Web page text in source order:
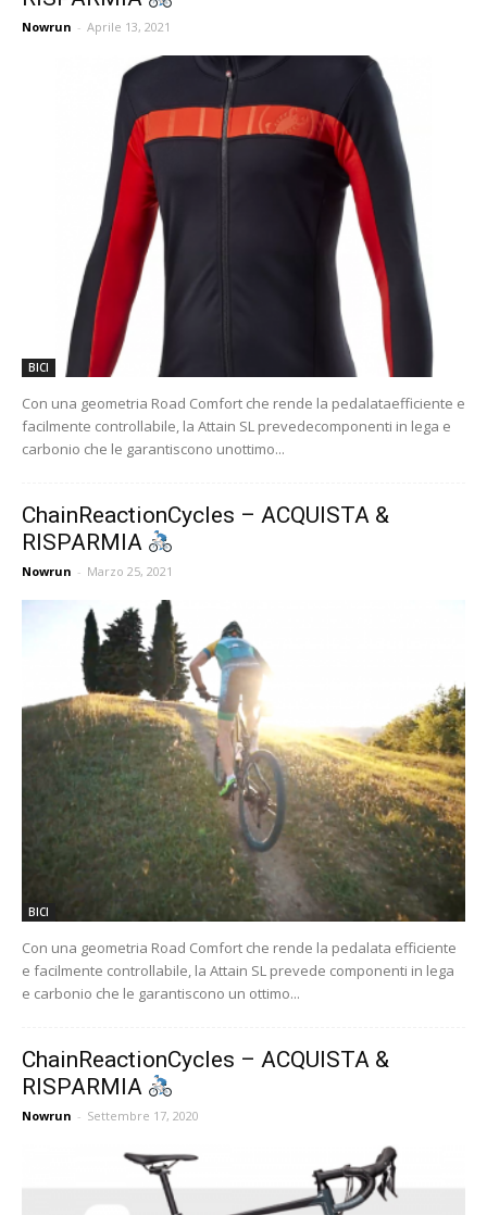
Nowrun - Aprile 13, 2021
BICI
Con una geometria Road Comfort che rende la pedalataefficiente e
facilmente controllabile, la Attain SL prevedecomponenti in lega e
carbonio che le garantiscono unottimo...
ChainReactionCycles – ACQUISTA &
RISPARMIA
Nowrun - Marzo 25, 2021
BICI
Con una geometria Road Comfort che rende la pedalata efficiente
e facilmente controllabile, la Attain SL prevede componenti in lega
e carbonio che le garantiscono un ottimo...
ChainReactionCycles – ACQUISTA &
RISPARMIA
Nowrun - Settembre 17, 2020